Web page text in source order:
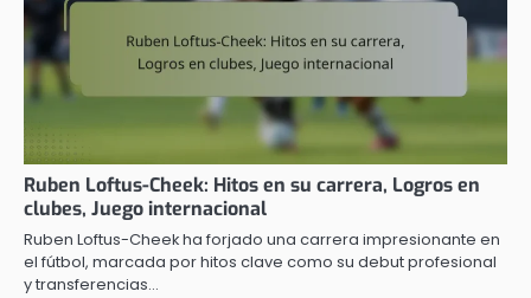
Ruben Loftus-Cheek: Hitos en su carrera, Logros en
clubes, Juego internacional
Ruben Loftus-Cheek ha forjado una carrera impresionante en
el fútbol, marcada por hitos clave como su debut profesional
y transferencias…